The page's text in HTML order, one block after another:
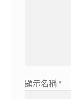
顯示名稱 *